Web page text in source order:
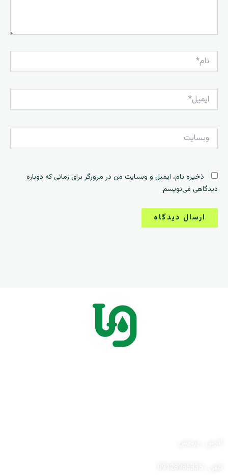
ایمیل*
ذخیره نام، ایمیل و وبسایت من در مرورگر برای زمانی که دوباره
دیدگاهی می‌نویسم.